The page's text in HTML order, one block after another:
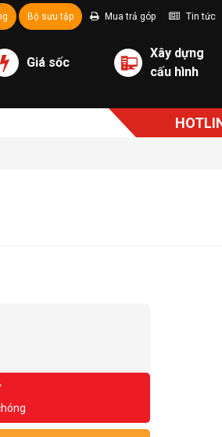
Bộ sưu tập Mua trả góp Tin tức
Giá sốc
Xây dựng
cấu hình